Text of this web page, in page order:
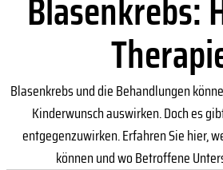
Blasenkrebs und die Behandlungen
Kinderwunsch auswirken. Doch es
entgegenzuwirken. Erfahren Sie hier,
können und wo Betroffene